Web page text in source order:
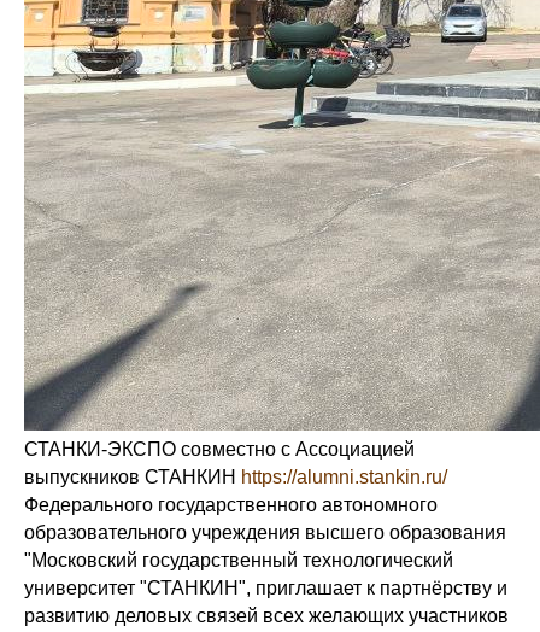
СТАНКИ-ЭКСПО совместно с Ассоциацией
выпускников СТАНКИН https://alumni.stankin.ru/
Федерального государственного автономного
образовательного учреждения высшего образования
"Московский государственный технологический
университет "СТАНКИН", приглашает к партнёрству и
развитию деловых связей всех желающих участников